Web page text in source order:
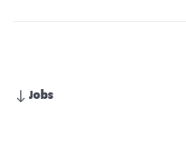
Jobs